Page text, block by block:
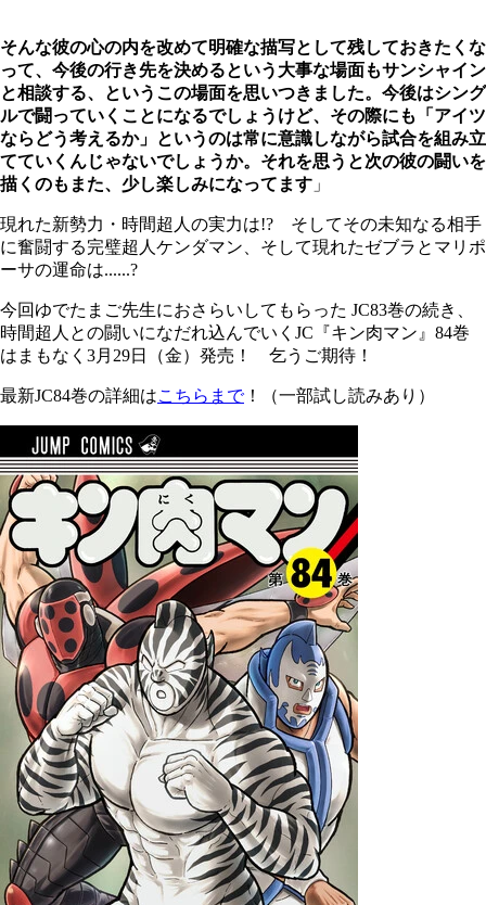
そんな彼の心の内を改めて明確な描写として残しておきたくな
って、今後の行き先を決めるという大事な場面もサンシャイン
と相談する、というこの場面を思いつきました。今後はシング
ルで闘っていくことになるでしょうけど、その際にも「アイツ
ならどう考えるか」というのは常に意識しながら試合を組み立
てていくんじゃないでしょうか。それを思うと次の彼の闘いを
描くのもまた、少し楽しみになってます 」
現れた新勢力・時間超人の実力は!? そしてその未知なる相手
に奮闘する完璧超人ケンダマン、そして現れたゼブラとマリポ
ーサの運命は......?
今回ゆでたまご先生におさらいしてもらった JC83巻の続き、
時間超人との闘いになだれ込んでいく JC 『キン肉マン』 84巻
はまもなく 3月 29日（金）発売！ 乞うご期待！
最新JC84巻の詳細はこちらまで！ （一部試し読みあり）